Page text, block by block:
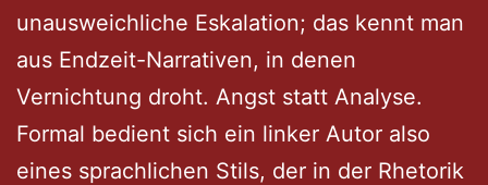
unausweichliche Eskalation; das kennt man
aus Endzeit-Narrativen, in denen
Vernichtung droht. Angst statt Analyse.
Formal bedient sich ein linker Autor also
eines sprachlichen Stils, der in der Rhetorik